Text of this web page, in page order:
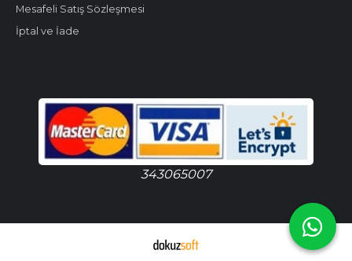
Mesafeli Satış Sözleşmesi
İptal ve İade
343065007